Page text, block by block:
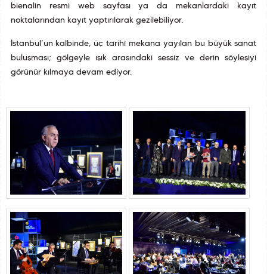
bienalin resmi web sayfası ya da mekanlardaki kayıt
noktalarından kayıt yaptırılarak gezilebiliyor.
İstanbul’un kalbinde, üç tarihî mekana yayılan bu büyük sanat
buluşması; gölgeyle ışık arasındaki sessiz ve derin söyleşiyi
görünür kılmaya devam ediyor.